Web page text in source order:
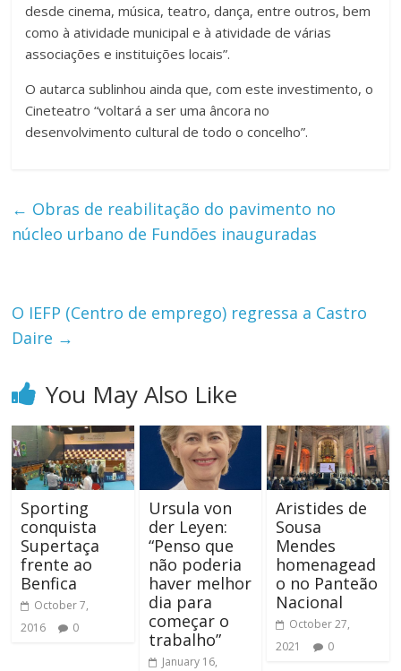
desde cinema, música, teatro, dança, entre outros, bem
como à atividade municipal e à atividade de várias
associações e instituições locais”.
O autarca sublinhou ainda que, com este investimento, o
Cineteatro “voltará a ser uma âncora no
desenvolvimento cultural de todo o concelho”.
← Obras de reabilitação do pavimento no
núcleo urbano de Fundões inauguradas
O IEFP (Centro de emprego) regressa a Castro
Daire →
You May Also Like
Sporting
conquista
Supertaça
frente ao
Benfica
October 7,
2016
0
Ursula von
der Leyen:
“Penso que
não poderia
haver melhor
dia para
começar o
trabalho”
January 16,
Aristides de
Sousa
Mendes
homenagead
o no Panteão
Nacional
October 27,
2021
0